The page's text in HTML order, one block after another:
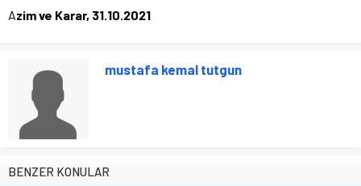
Azim ve Karar, 31.10.2021
mustafa kemal tutgun
BENZER KONULAR